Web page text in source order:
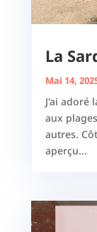
La
Mai 14,
J'ai adoré
aux
autres.
aperçu...